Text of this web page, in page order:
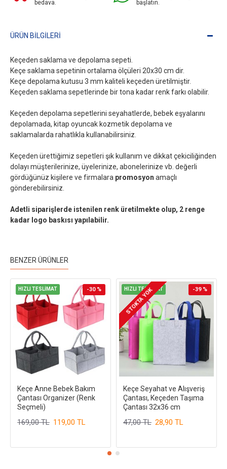
bedava.
başlatın.
ÜRÜN BILGILERI
Keçeden saklama ve depolama sepeti.
Keçe saklama sepetinin ortalama ölçüleri 20x30 cm dir.
Keçe depolama kutusu 3 mm kaliteli keçeden üretilmiştir.
Keçeden saklama sepetlerinde bir tona kadar renk farkı olabilir.
Keçeden depolama sepetlerini seyahatlerde, bebek eşyalarını
depolamada, kitap oyuncak kozmetik depolama ve
saklamalarda rahatlıkla kullanabilirsiniz.
Keçeden ürettiğimiz sepetleri şık kullanım ve dikkat çekiciliğinden
dolayı müşterilerinize, üyelerinize, abonelerinize vb. değerli
gördüğünüz kişilere ve firmalara promosyon amaçlı
gönderebilirsiniz.
Adetli siparişlerde istenilen renk üretilmekte olup, 2 renge
kadar logo baskısı yapılabilir.
BENZER ÜRÜNLER
HIZLI TESLİMAT -30 %
Keçe Anne Bebek Bakım
Çantası Organizer (Renk
Seçmeli)
119,00 TL
169,00 TL
HIZLI TESLİMAT -39 %
STOKTA YOK
Keçe Seyahat ve Alışveriş
Çantası, Keçeden Taşıma
Çantası 32x36 cm
28,90 TL
47,00 TL